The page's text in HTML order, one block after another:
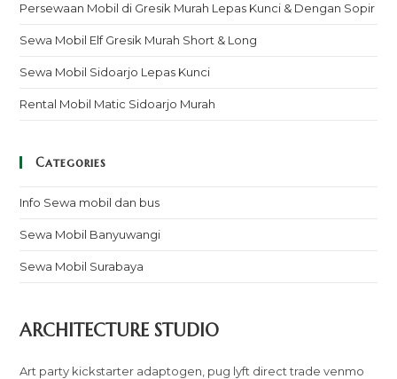
Persewaan Mobil di Gresik Murah Lepas Kunci & Dengan Sopir
Sewa Mobil Elf Gresik Murah Short & Long
Sewa Mobil Sidoarjo Lepas Kunci
Rental Mobil Matic Sidoarjo Murah
Categories
Info Sewa mobil dan bus
Sewa Mobil Banyuwangi
Sewa Mobil Surabaya
ARCHITECTURE STUDIO
Art party kickstarter adaptogen, pug lyft direct trade venmo